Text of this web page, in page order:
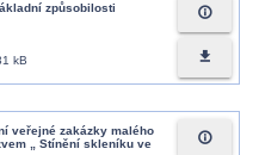
způsobilosti
kB
info_outline
file_download
veřejné zakázky malého
„ Stínění skleníku ve
info_outline